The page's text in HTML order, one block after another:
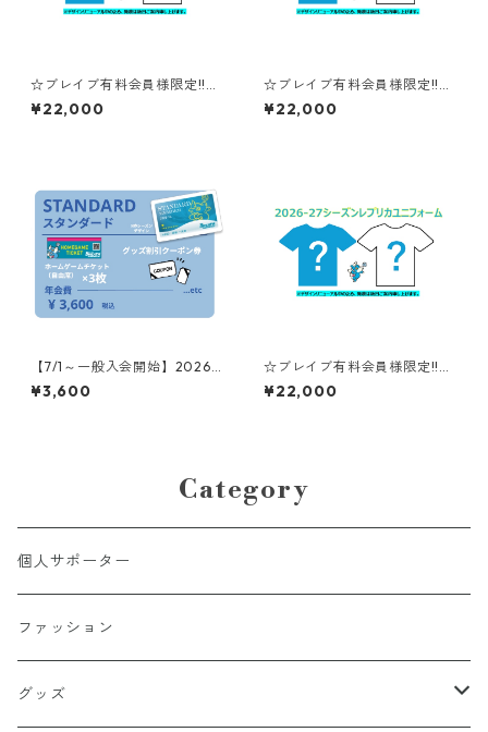
☆ブレイブ有料会員様限定!!送
料無料キャンペーン☆【XS～
２XLサイズ】#8坪谷朱莉：20
¥22,000
☆ブレイブ有料会員様限定!!送
料無料キャンペーン☆【XS～
２XLサイズ】#10緑栞希：20
¥22,000
【7/1～一般入会開始】2026-
27シーズン ブレイブ スタンダ
ード会員 年会費
¥3,600
☆ブレイブ有料会員様限定!!送
料無料キャンペーン☆【XS～
２XLサイズ】#18岩本周加：2
¥22,000
Category
個人サポーター
ファッション
グッズ